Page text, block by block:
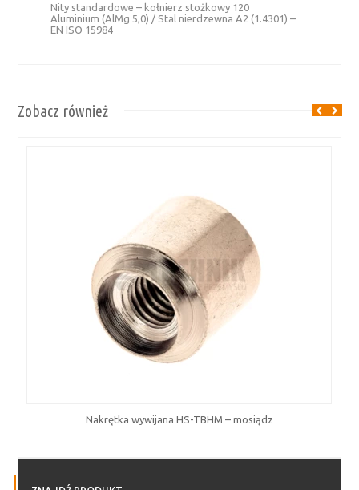
Nity standardowe – kołnierz stożkowy 120
Aluminium (AlMg 5,0) / Stal nierdzewna A2 (1.4301) –
EN ISO 15984
Zobacz również
Nakrętka wywijana HS-TBHM – mosiądz